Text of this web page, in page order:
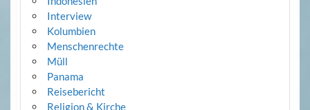
Interview
Kolumbien
Menschenrechte
Müll
Panama
Reisebericht
Religion & Kirche